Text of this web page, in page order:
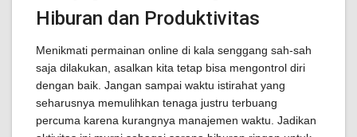
Hiburan dan Produktivitas
Menikmati permainan online di kala senggang sah-sah
saja dilakukan, asalkan kita tetap bisa mengontrol diri
dengan baik. Jangan sampai waktu istirahat yang
seharusnya memulihkan tenaga justru terbuang
percuma karena kurangnya manajemen waktu. Jadikan